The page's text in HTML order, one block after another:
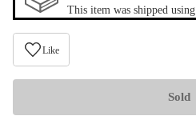
This item was shipped using
Like
Sold